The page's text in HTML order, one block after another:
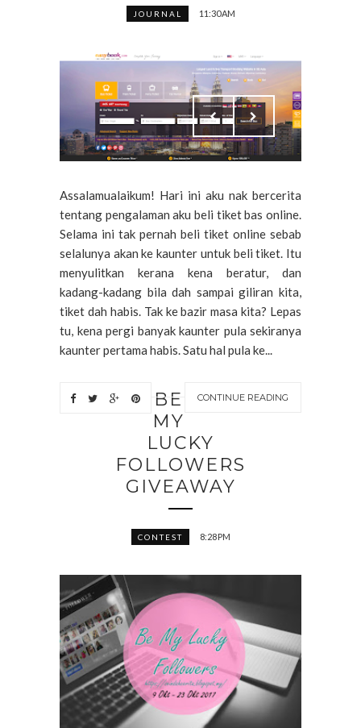
JOURNAL 11:30 AM
Assalamualaikum! Hari ini aku nak bercerita
tentang pengalaman aku beli tiket bas online.
Selama ini tak pernah beli tiket online sebab
selalunya akan ke kaunter untuk beli tiket. Itu
menyulitkan kerana kena beratur, dan
kadang-kadang bila dah sampai giliran kita,
tiket dah habis. Tak ke bazir masa kita? Lepas
tu, kena pergi banyak kaunter pula sekiranya
kaunter pertama habis. Satu hal pula ke...
CONTINUE READING
BE
MY
LUCKY
FOLLOWERS
GIVEAWAY
CONTEST 8:28 PM